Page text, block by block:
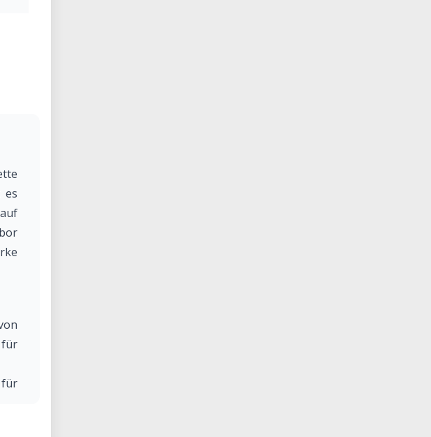
es
für